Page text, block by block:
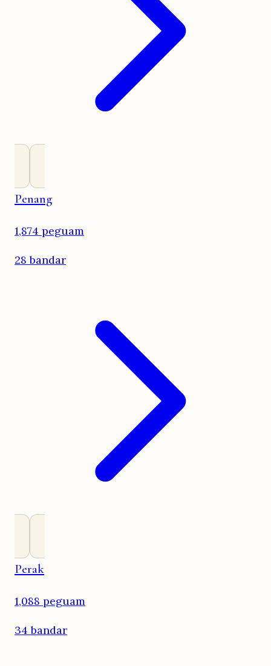
Penang
1,874 peguam
28 bandar
Perak
1,088 peguam
34 bandar